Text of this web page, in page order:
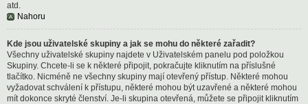
atd.
Nahoru
Kde jsou uživatelské skupiny a jak se mohu do některé zařadit?
Všechny uživatelské skupiny najdete v Uživatelském panelu pod položkou
Skupiny. Chcete-li se k některé připojit, pokračujte kliknutím na příslušné
tlačítko. Nicméně ne všechny skupiny mají otevřený přístup. Některé mohou
vyžadovat schválení k přístupu, některé mohou být uzavřené a některé mohou
mít dokonce skryté členství. Je-li skupina otevřená, můžete se připojit kliknutím